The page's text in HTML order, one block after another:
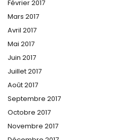
Février 2017
Mars 2017
Avril 2017
Mai 2017
Juin 2017
Juillet 2017
Août 2017
Septembre 2017
Octobre 2017
Novembre 2017